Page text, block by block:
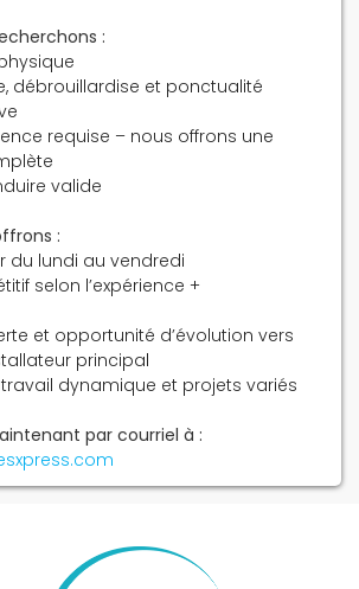
:
débrouillardise et ponctualité
requise – nous offrons une
valide
:
du lundi au vendredi
selon l’expérience +
et opportunité d’évolution vers
principal
dynamique et projets variés
par courriel à :